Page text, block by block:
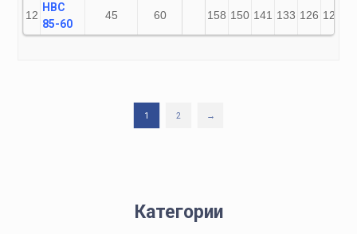
12
НВС
85-60
45 60 158 150 141 133 126 122
1 2 →
Категории